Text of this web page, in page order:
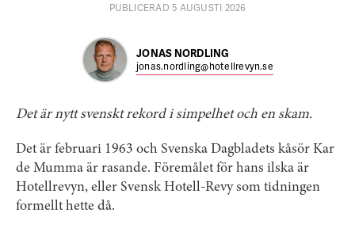
PUBLICERAD 5 AUGUSTI 2026
JONAS NORDLING
jonas.nordling@hotellrevyn.se
Det är nytt svenskt rekord i simpelhet och en skam.
Det är februari 1963 och Svenska Dagbladets kåsör Kar
de Mumma är rasande. Föremålet för hans ilska är
Hotellrevyn, eller Svensk Hotell-Revy som tidningen
formellt hette då.